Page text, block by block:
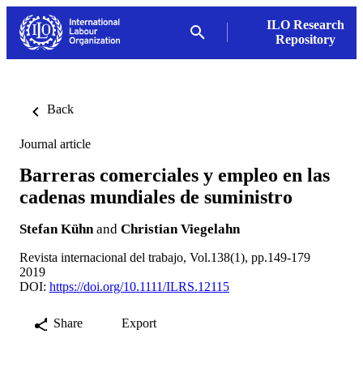
ILO Research
Repository
Back
Journal article
Barreras comerciales y empleo en las
cadenas mundiales de suministro
Stefan Kühn and Christian Viegelahn
Revista internacional del trabajo, Vol.138(1), pp.149-179
2019
DOI: https://doi.org/10.1111/ILRS.12115
Share Export